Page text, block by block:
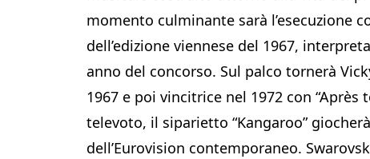
momento culminante sarà l’esecuzione
dell’edizione viennese del 1967,
anno del concorso. Sul palco tornerà
1967 e poi vincitrice nel 1972 con
televoto, il siparietto “Kangaroo”
dell’Eurovision contemporaneo.